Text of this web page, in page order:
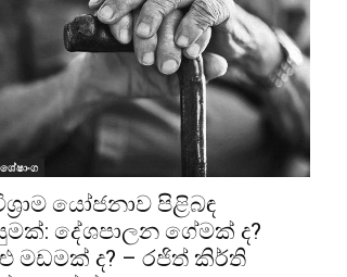
යෝජනාව පිළිබඳ
දේශපාලන ගේමක් ද?
මඩමක් ද? – රජිත් කිර්ති